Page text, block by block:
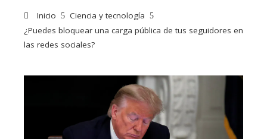
Inicio
Ciencia y tecnología
¿Puedes bloquear una carga pública de tus seguidores en
las redes sociales?